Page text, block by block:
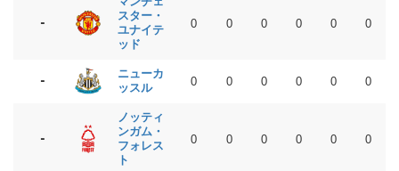
-
スター・
ユナイテ
ッド
0 0 0 0 0 0
-
ニューカ
ッスル
0 0 0 0 0 0
-
ノッティ
ンガム・
フォレス
ト
0 0 0 0 0 0